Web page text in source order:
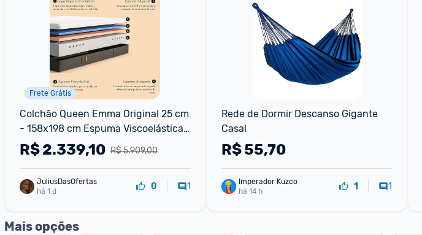
Frete Grátis
Colchão Queen Emma Original 25 cm
- 158x198 cm Espuma Viscoelástica
3 Camadas Conforto Superior
Suporte para Coluna
R$ 5.909,00
R$2.339,10
JuliusDasOfertas
há 1 d
0 1
Rede de Dormir Descanso Gigante
Casal
R$55,70
Imperador Kuzco
há 14 h
1 1
Mais opções